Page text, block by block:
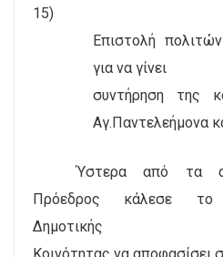
15)
Επιστολή
για να γίνει
συντήρηση της
Αγ.Παντελεήμονα
Ύστερα από τα
Πρόεδρος κάλεσε το
Δημοτικής